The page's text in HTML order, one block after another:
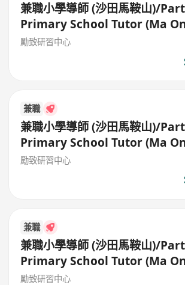
兼職小學導師 (沙田馬鞍山)/
Primary School Tutor (Ma
Shatin)
勵致研習中心
兼職
兼職小學導師 (沙田馬鞍山)/
Primary School Tutor (Ma
Shatin)
勵致研習中心
兼職
兼職小學導師 (沙田馬鞍山)/
Primary School Tutor (Ma
Shatin)
勵致研習中心